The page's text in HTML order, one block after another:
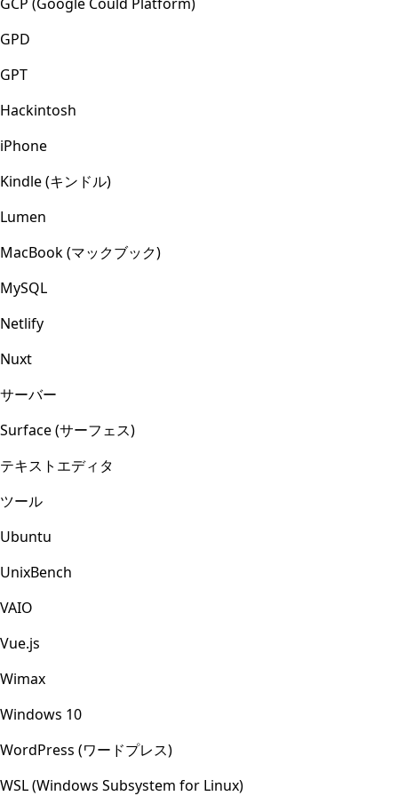
GPD
GPT
Hackintosh
iPhone
Kindle (キンドル)
Lumen
MacBook (マックブック)
MySQL
Netlify
Nuxt
サーバー
Surface (サーフェス)
テキストエディタ
ツール
Ubuntu
UnixBench
VAIO
Vue.js
Wimax
Windows 10
WordPress (ワードプレス)
WSL (Windows Subsystem for Linux)